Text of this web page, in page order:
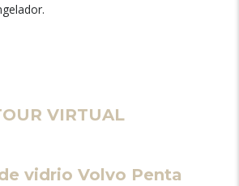
VIRTUAL
vidrio Volvo Penta